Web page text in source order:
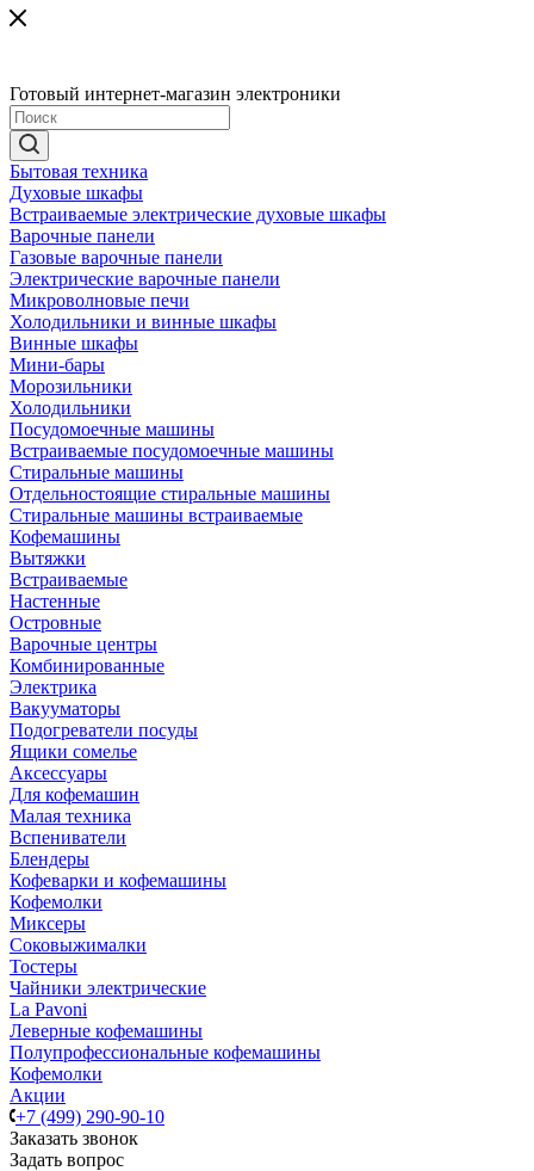
Готовый интернет-магазин электроники
Бытовая техника
Духовые шкафы
Встраиваемые электрические духовые шкафы
Варочные панели
Газовые варочные панели
Электрические варочные панели
Микроволновые печи
Холодильники и винные шкафы
Винные шкафы
Мини-бары
Морозильники
Холодильники
Посудомоечные машины
Встраиваемые посудомоечные машины
Стиральные машины
Отдельностоящие стиральные машины
Стиральные машины встраиваемые
Кофемашины
Вытяжки
Встраиваемые
Настенные
Островные
Варочные центры
Комбинированные
Электрика
Вакууматоры
Подогреватели посуды
Ящики сомелье
Аксессуары
Для кофемашин
Малая техника
Вспениватели
Блендеры
Кофеварки и кофемашины
Кофемолки
Миксеры
Соковыжималки
Тостеры
Чайники электрические
La Pavoni
Леверные кофемашины
Полупрофессиональные кофемашины
Кофемолки
Акции
+7 (499) 290-90-10
Заказать звонок
Задать вопрос